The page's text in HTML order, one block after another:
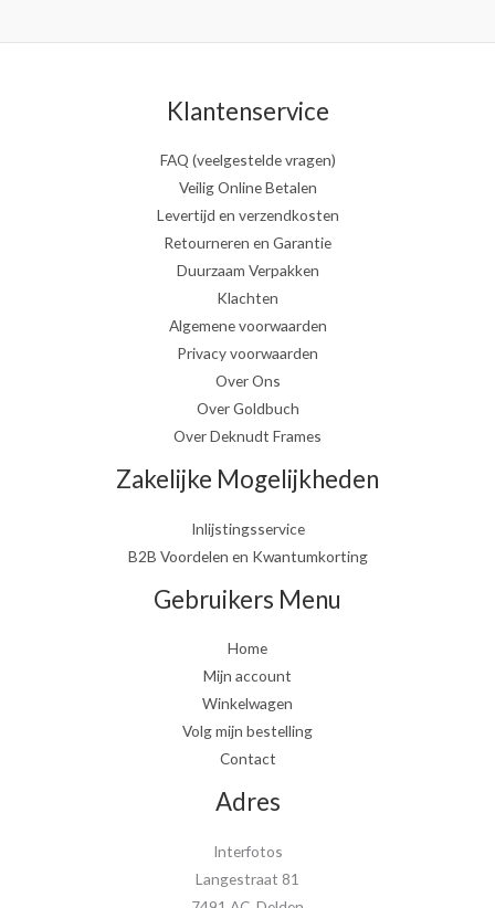
Klantenservice
FAQ (veelgestelde vragen)
Veilig Online Betalen
Levertijd en verzendkosten
Retourneren en Garantie
Duurzaam Verpakken
Klachten
Algemene voorwaarden
Privacy voorwaarden
Over Ons
Over Goldbuch
Over Deknudt Frames
Zakelijke Mogelijkheden
Inlijstingsservice
B2B Voordelen en Kwantumkorting
Gebruikers Menu
Home
Mijn account
Winkelwagen
Volg mijn bestelling
Contact
Adres
Interfotos
Langestraat 81